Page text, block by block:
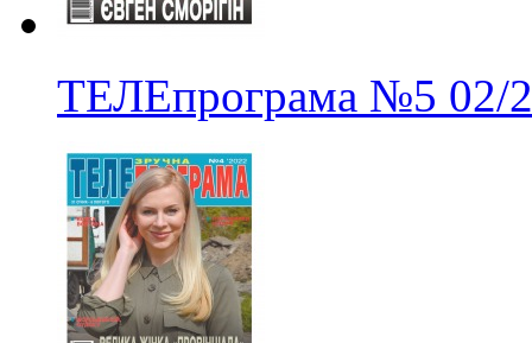
ТЕЛЕпрограма №5 02/